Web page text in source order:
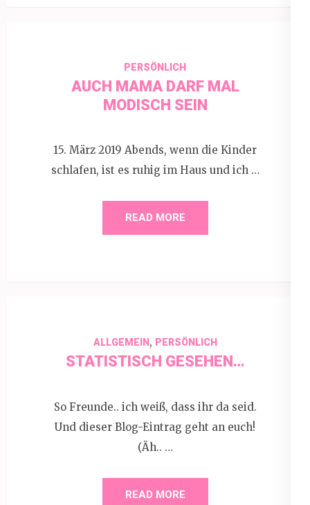
PERSÖNLICH
AUCH MAMA DARF MAL
MODISCH SEIN
15. März 2019 Abends, wenn die Kinder
schlafen, ist es ruhig im Haus und ich …
READ MORE
ALLGEMEIN, PERSÖNLICH
STATISTISCH GESEHEN…
So Freunde.. ich weiß, dass ihr da seid.
Und dieser Blog-Eintrag geht an euch!
(Äh.. …
READ MORE